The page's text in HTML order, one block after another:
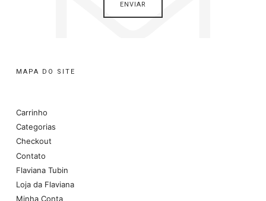
MAPA DO SITE
Carrinho
Categorias
Checkout
Contato
Flaviana Tubin
Loja da Flaviana
Minha Conta